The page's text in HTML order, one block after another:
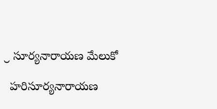
శ్రీ సూర్యనారాయణ మేలుకో
హరిసూర్యనారాయణ